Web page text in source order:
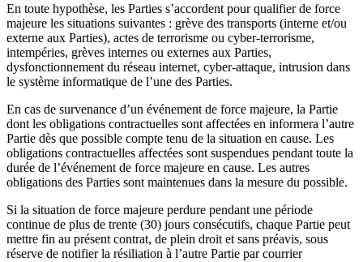
En toute hypothèse, les Parties s’accordent pour qualifier de force
majeure les situations suivantes : grève des transports (interne et/ou
externe aux Parties), actes de terrorisme ou cyber-terrorisme,
intempéries, grèves internes ou externes aux Parties,
dysfonctionnement du réseau internet, cyber-attaque, intrusion dans
le système informatique de l’une des Parties.
En cas de survenance d’un événement de force majeure, la Partie
dont les obligations contractuelles sont affectées en informera l’autre
Partie dès que possible compte tenu de la situation en cause. Les
obligations contractuelles affectées sont suspendues pendant toute la
durée de l’événement de force majeure en cause. Les autres
obligations des Parties sont maintenues dans la mesure du possible.
Si la situation de force majeure perdure pendant une période
continue de plus de trente (30) jours consécutifs, chaque Partie peut
mettre fin au présent contrat, de plein droit et sans préavis, sous
réserve de notifier la résiliation à l’autre Partie par courrier